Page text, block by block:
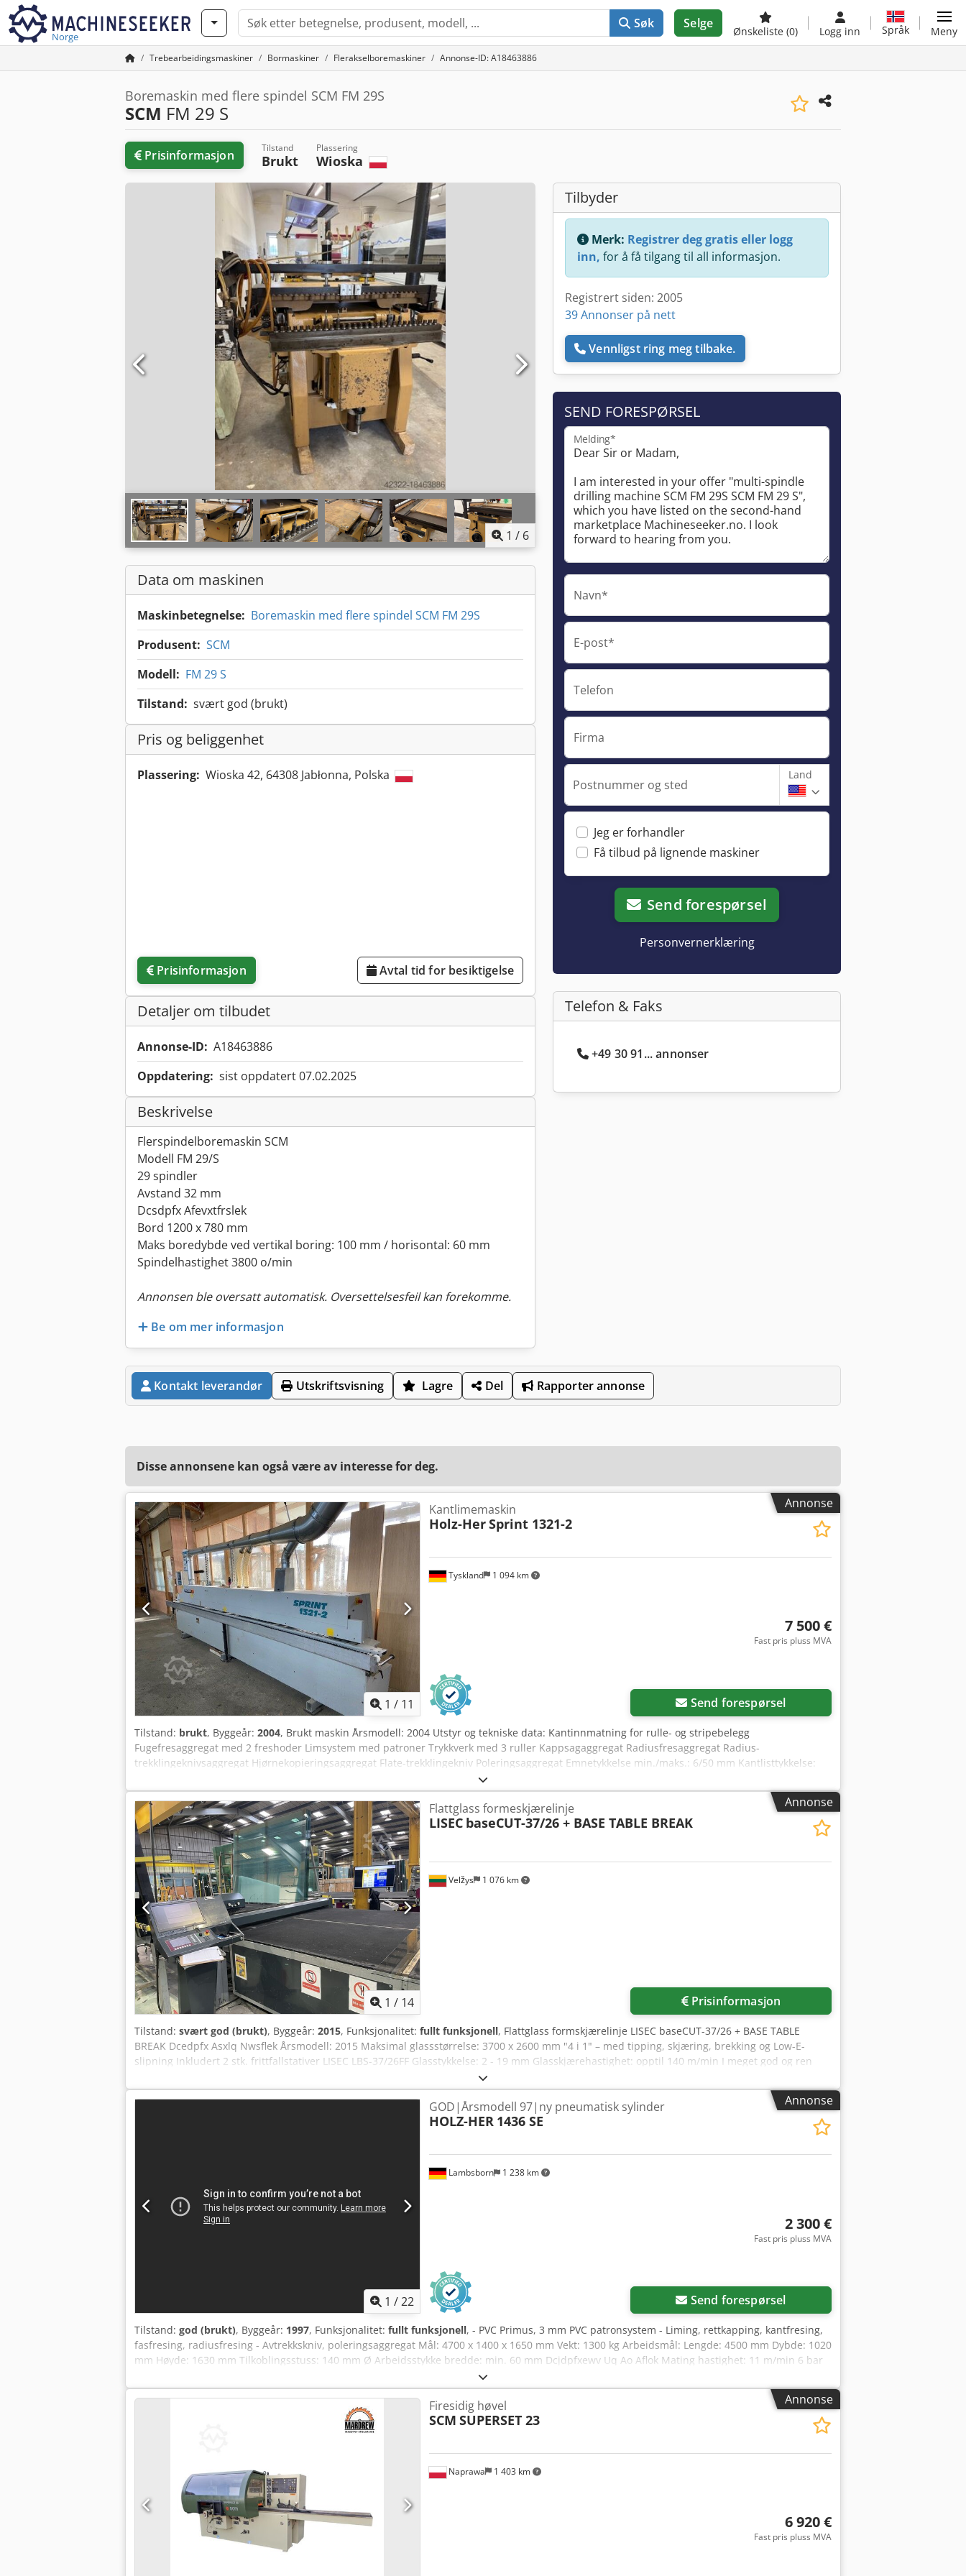
Norge
Søk Selge
Ønskeliste (0) Logg inn Språk Meny
Trebearbeidingsmaskiner Bormaskiner Flerakselboremaskiner Annonse-ID: A18463886
Boremaskin med flere spindel SCM FM 29S
SCM FM 29 S
Prisinformasjon Tilstand
Brukt
Plassering
Wioska
1 / 6
Data om maskinen
Maskinbetegnelse: Boremaskin med flere spindel SCM FM 29S
Produsent: SCM
Modell: FM 29 S
Tilstand: svært god (brukt)
Pris og beliggenhet
Plassering: Wioska 42, 64308 Jabłonna, Polska
Prisinformasjon Avtal tid for besiktigelse
Detaljer om tilbudet
Annonse-ID: A18463886
Oppdatering: sist oppdatert 07.02.2025
Beskrivelse
Flerspindelboremaskin SCM
Modell FM 29/S
29 spindler
Avstand 32 mm
Dcsdpfx Afevxtfrslek
Bord 1200 x 780 mm
Maks boredybde ved vertikal boring: 100 mm / horisontal: 60 mm
Spindelhastighet 3800 o/min
Annonsen ble oversatt automatisk. Oversettelsesfeil kan forekomme.
Be om mer informasjon
Tilbyder
Merk: Registrer deg gratis eller logg
inn, for å få tilgang til all informasjon.
Registrert siden: 2005
39 Annonser på nett
Vennligst ring meg tilbake.
SEND FORESPØRSEL
Melding*
Navn*
E-post*
Telefon
Firma
Postnummer og sted
Land
Jeg er forhandler
Få tilbud på lignende maskiner
Send forespørsel
Personvernerklæring
Telefon & Faks
+49 30 91... annonser
Kontakt leverandør Utskriftsvisning Lagre Del Rapporter annonse
Disse annonsene kan også være av interesse for deg.
Annonse
1 / 11
Tyskland 1 094 km
Kantlimemaskin
Holz-HerSprint 1321-2
7 500 €
Fast pris pluss MVA
Send forespørsel
Tilstand: brukt, Byggeår: 2004, Brukt maskin Årsmodell: 2004 Utstyr og tekniske data: Kantinnmatning for rulle- og stripebelegg
Fugefresaggregat med 2 freshoder Limsystem med patroner Trykkverk med 3 ruller Kappsagaggregat Radiusfresaggregat Radius-
trekklingeknivsaggregat Hjørnekopieringsaggregat Flate-trekklingekniv Poleringsaggregat Emnetykkelse min./maks.: 6/50 mm Kantlisttykkelse:
0,4–15 mm Kantlisthøyde maks.: 55 mm Kantlistlengde strimler min.: 350 mm Kantlistoverheng per side maks.: 3 mm Emnebredde min.: 60 mm
Emnelengde min.: 180 mm Matingshastighet: 12,5 m/min Maskindimensjoner L x B x H: 6480 x 1250 x 1690 mm Tilgjengelighet: kort varsel
Lagerplassering: Flörsheim Dodjvymdqjpfx Afleck
Annonse
1 / 14
Velžys 1 076 km
Flattglass formeskjærelinje
LISEC baseCUT-37/26 + BASE TABLE BREAK
Prisinformasjon
Tilstand: svært god (brukt), Byggeår: 2015, Funksjonalitet: fullt funksjonell, Flattglass formskjærelinje LISEC baseCUT-37/26 + BASE TABLE
BREAK Dcedpfx Asxlq Nwsflek Årsmodell: 2015 Maksimal glassstørrelse: 3700 x 2600 mm "4 i 1" – med tipping, skjæring, brekking og Low-E-
slipning Inkludert 2 stk. frittfallstativer LISEC LBS-37/26FF Glasstykkelse: 2 - 19 mm Glasskjærehastighet: opptil 140 m/min I meget god og ren
stand God arbeidsstand, testet Selges som den er Umiddelbart tilgjengelig
Annonse
1 /22
Lambsborn 1 238 km
GOD|Årsmodell 97|ny pneumatisk sylinder
HOLZ-HER 1436 SE
2 300 €
Fast pris pluss MVA
Send forespørsel
Tilstand: god (brukt), Byggeår: 1997, Funksjonalitet: fullt funksjonell, - PVC Primus, 3 mm PVC patronsystem - Liming, rettkapping, kantfresing,
fasfresing, radiusfresing - Avtrekkskniv, poleringsaggregat Mål: 4700 x 1400 x 1650 mm Vekt: 1300 kg Arbeidsmål: Lengde: 4500 mm Dybde: 1020
mm Høyde: 1630 mm Tilkoblingsstuss: 140 mm Ø Arbeidsstykke bredde: min. 60 mm Dcjdpfxewv Uq Ao Aflok Mating hastighet: 11 m/min 6 bar
400 volt trykkluft Kanttykkelse: 8 mm for strimmelmateriell, 2 mm for rullmateriell UTEN forfresaggregat Ny pneumatisk sylinder Frakt kan
ordnes mot ekstra kostnad! På grunn av maskinens alder gis ingen garanti ved salg til bedriftskunder.
Annonse
Naprawa 1 403 km
Firesidig høvel
SCM SUPERSET 23
6 920 €
Fast pris pluss MVA